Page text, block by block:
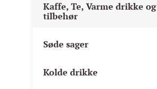
Kaffe, Te, Varme drikke og
tilbehør
Søde sager
Kolde drikke